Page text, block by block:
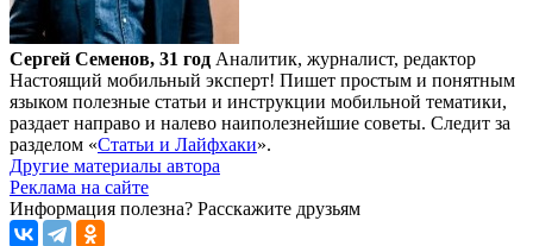
Сергей Семенов, 31 год Аналитик, журналист, редактор
Настоящий мобильный эксперт! Пишет простым и понятным
языком полезные статьи и инструкции мобильной тематики,
раздает направо и налево наиполезнейшие советы. Следит за
разделом «Статьи и Лайфхаки».
Другие материалы автора
Реклама на сайте
Информация полезна? Расскажите друзьям